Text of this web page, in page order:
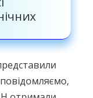
повідомляємо,